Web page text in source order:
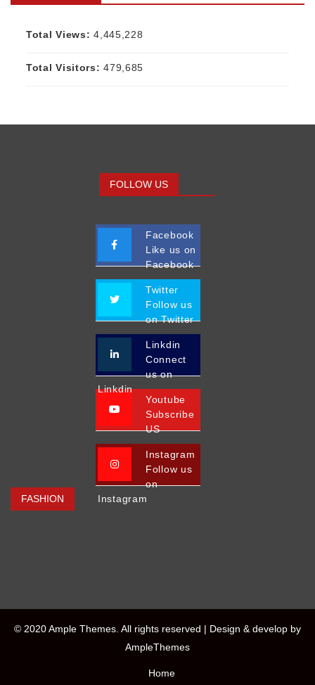
Total Views:4,445,228
Total Visitors:479,685
FASHION
FOLLOW US
Facebook
Like us on
Facebook
Twitter
Follow us
on Twitter
Linkdin
Connect
us on
Linkdin
Youtube
Subscribe
US
Instagram
Follow us
on
Instagram
© 2020 Ample Themes. All rights reserved | Design & develop by
AmpleThemes
Home